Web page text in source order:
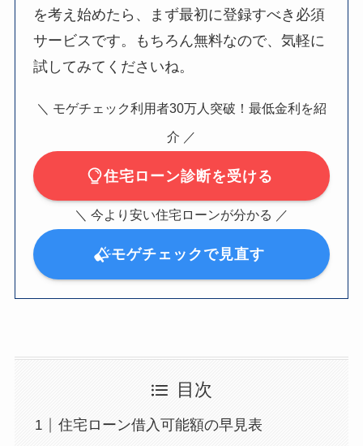
を考え始めたら、まず最初に登録すべき必須
サービスです。もちろん無料なので、気軽に
試してみてくださいね。
＼ モゲチェック利用者30万人突破！最低金利を紹
介 ／
住宅ローン診断を受ける
＼ 今より安い住宅ローンが分かる ／
モゲチェックで見直す
目次
住宅ローン借入可能額の早見表